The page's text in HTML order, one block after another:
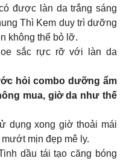
được làn da trắng sáng
Thì Kem duy trì dưỡng
không thể bỏ lỡ.
sắc rực rỡ với làn da
hỏi combo dưỡng ẩm
mua, giờ da như thế
dụng xong giờ thoải mái
mịn đẹp mê ly.
dầu tái tạo căng bóng